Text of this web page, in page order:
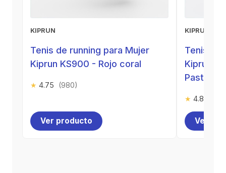
KIPRUN
Tenis de running para Mujer
Kiprun KS900 - Rojo coral
★ 4.75 (980)
Ver producto
KIPRUN
Tenis de
Kiprun
Pastel
★ 4.80
Ver